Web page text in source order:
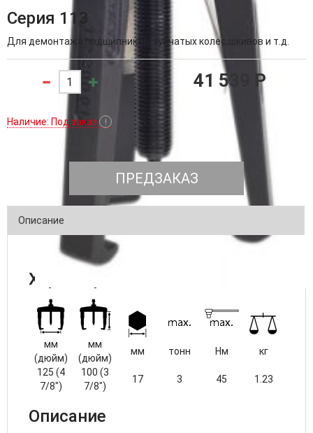
Серия 113
Для демонтажа подшипников, зубчатых колес,шкивов и т.д.
41 539 P
Наличие: Под заказ !
ПРЕДЗАКАЗ
Описание
Характеристики
мм
(дюйм)
мм
(дюйм)
мм тонн Нм
кг
125 (4
7/8")
100 (3
7/8")
17 3 45 1.23
Описание